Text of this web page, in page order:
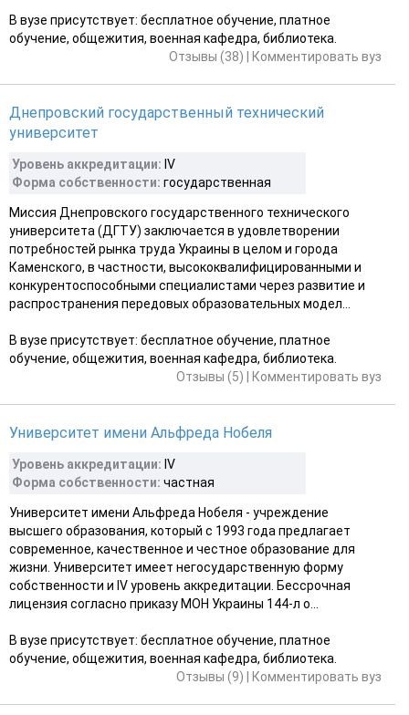
В вузе присутствует: бесплатное обучение, платное
обучение, общежития, военная кафедра, библиотека.
Отзывы (38)
Комментировать вуз
Днепровский государственный технический
университет
Уровень аккредитации: IV
Форма собственности: государственная
Миссия Днепровского государственного технического
университета (ДГТУ) заключается в удовлетворении
потребностей рынка труда Украины в целом и города
Каменского, в частности, высококвалифицированными и
конкурентоспособными специалистами через развитие и
распространения передовых образовательных модел...
В вузе присутствует: бесплатное обучение, платное
обучение, общежития, военная кафедра, библиотека.
Отзывы (5)
Комментировать вуз
Университет имени Альфреда Нобеля
Уровень аккредитации: IV
Форма собственности: частная
Университет имени Альфреда Нобеля - учреждение
высшего образования, который с 1993 года предлагает
современное, качественное и честное образование для
жизни. Университет имеет негосударственную форму
собственности и IV уровень аккредитации. Бессрочная
лицензия согласно приказу МОН Украины 144-л о...
В вузе присутствует: бесплатное обучение, платное
обучение, общежития, военная кафедра, библиотека.
Отзывы (9)
Комментировать вуз